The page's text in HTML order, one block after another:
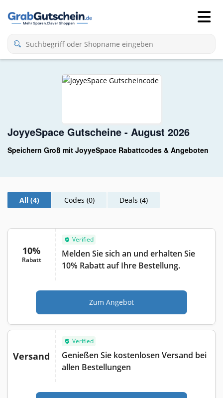
JoyyeSpace Gutscheine - August 2026
Speichern Groß mit JoyyeSpace Rabattcodes & Angeboten
All (4) Codes (0) Deals (4)
10%
Rabatt
Verified
Melden Sie sich an und erhalten Sie
10% Rabatt auf Ihre Bestellung.
Zum Angebot
Versand
Verified
Genießen Sie kostenlosen Versand bei
allen Bestellungen